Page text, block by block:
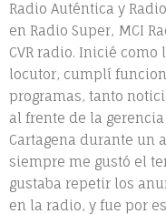
Radio Auténtica y
en Radio Super, MCI
CVR radio. Inicié
locutor, cumplí
programas, tanto
al frente de la
Cartagena durante un
siempre me gustó el
gustaba repetir los
en la radio, y fue por